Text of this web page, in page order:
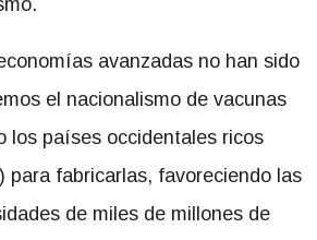
avanzadas no han sido
el nacionalismo de vacunas
los países occidentales ricos
para fabricarlas, favoreciendo las
de miles de millones de